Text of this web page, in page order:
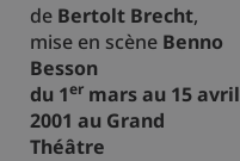
de Bertolt Brecht,
mise en scène Benno
Besson
du 1er mars au 15 avril
2001 au Grand
Théâtre